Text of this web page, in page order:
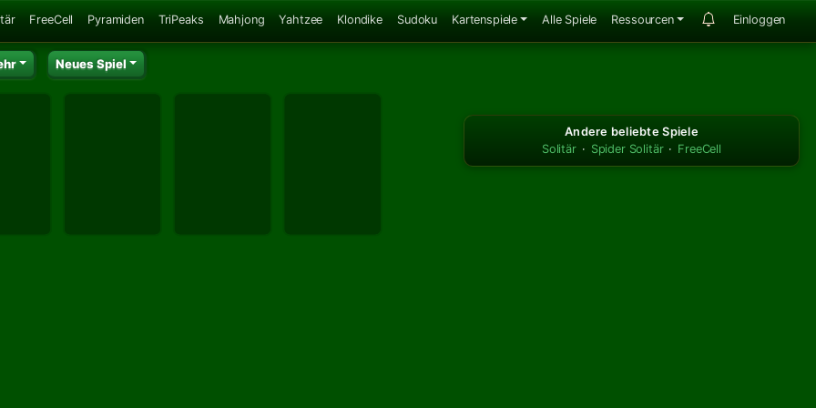
FreeCell Pyramiden TriPeaks Mahjong Yahtzee Klondike Sudoku Kartenspiele Alle Spiele Ressourcen Einloggen
Neues Spiel
Andere beliebte Spiele
Solitär · Spider Solitär · FreeCell